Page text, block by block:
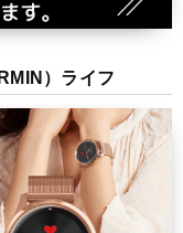
）ライフ